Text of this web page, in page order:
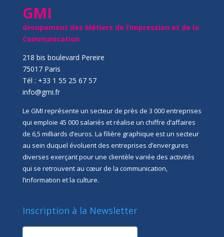
GMI
Groupement des Métiers de l’Impression et de la
Communication
218 bis boulevard Pereire
75017 Paris
Tél : +33 1 55 25 67 57
info@gmi.fr
Le GMI représente un secteur de près de 3 000 entreprises
qui emploie 45 000 salariés et réalise un chiffre d’affaires
de 6,5 milliards d’euros. La filière graphique est un secteur
au sein duquel évoluent des entreprises d’envergures
diverses exerçant pour une clientèle variée des activités
qui se retrouvent au cœur de la communication,
l’information et la culture.
Inscription à la Newsletter
newsletter